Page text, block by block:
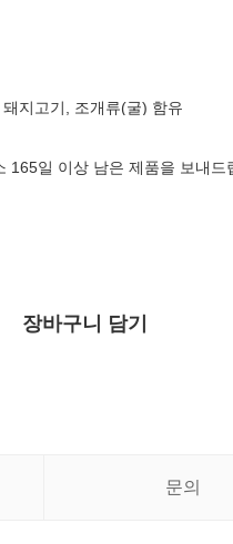
지고기, 조개류(굴) 함유
165일 이상 남은 제품을 보내드
장바구니 담기
문의